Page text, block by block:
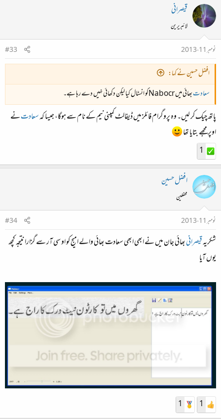
قیصرانی
لائبریرین
نومبر 11، 2013
#33
افضل حسین نے کہا:
سعادتبھائی میں Nabocrکو انسٹال کیا لیکن دکھائی نہیں دے رہا ہے۔
پاتھ چیک کر لیں۔ وہ پروگرام فائلز میں ڈیفالٹ کمپنی نیم کے نام سے ہوگا، جیسا کہسعادتنے
اوپر مجھے بتایا تھا
1
افضل حسین
محفلین
نومبر 11، 2013
#34
شکریہقیصرانیبھائی جان میں نے ابھی ابھی سعادت بھائی والے امیج کو او سی آر سے گزارا نتیجہ کچھ
یوں آیا
1
1